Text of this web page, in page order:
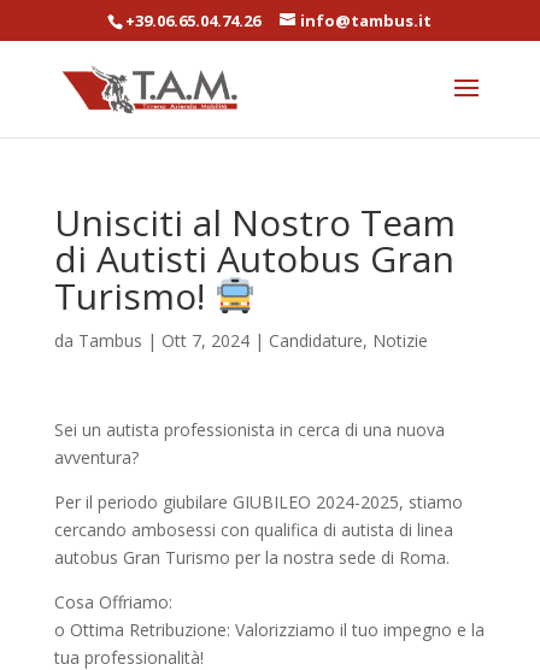
+39.06.65.04.74.26 info@tambus.it
Unisciti al Nostro Team
di Autisti Autobus Gran
Turismo!
da Tambus | Ott 7, 2024| Candidature, Notizie
Sei un autista professionista in cerca di una nuova
avventura?
Per il periodo giubilare GIUBILEO 2024-2025, stiamo
cercando ambosessi con qualifica di autista di linea
autobus Gran Turismo per la nostra sede di Roma.
Cosa Offriamo:
o Ottima Retribuzione: Valorizziamo il tuo impegno e la
tua professionalità!